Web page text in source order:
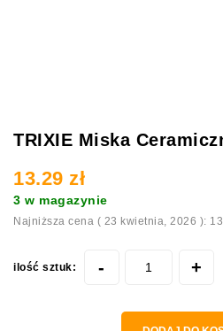
TRIXIE Miska
13.29 zł
3 w magazynie
Najniższa cena ( 23 kwietnia, 2026 ):
ilość sztuk: